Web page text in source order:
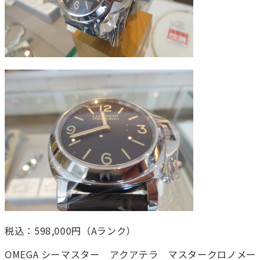
税込：598,000円（Aランク）
OMEGA シーマスター アクアテラ マスタークロノメー